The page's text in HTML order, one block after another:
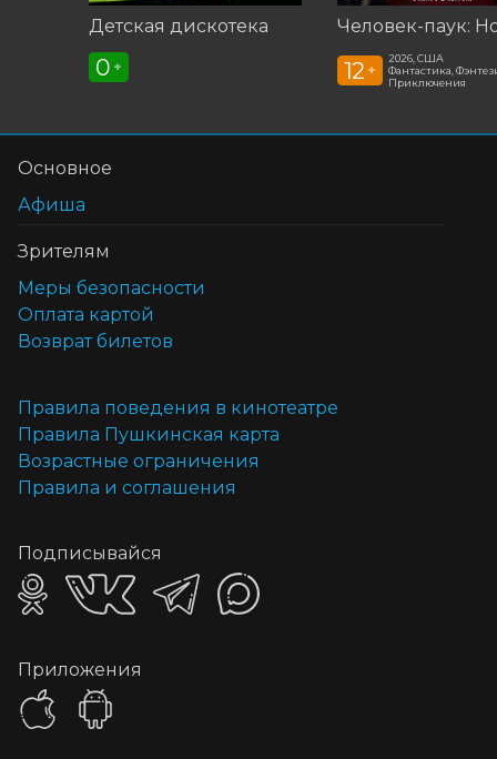
Детская дискотека
0 + 12 +
2026, США
Фантастика,
Приключения
Основное
Афиша
Зрителям
Меры безопасности
Оплата картой
Возврат билетов
Правила поведения в кинотеатре
Правила Пушкинская карта
Возрастные ограничения
Правила и соглашения
Подписывайся
Приложения